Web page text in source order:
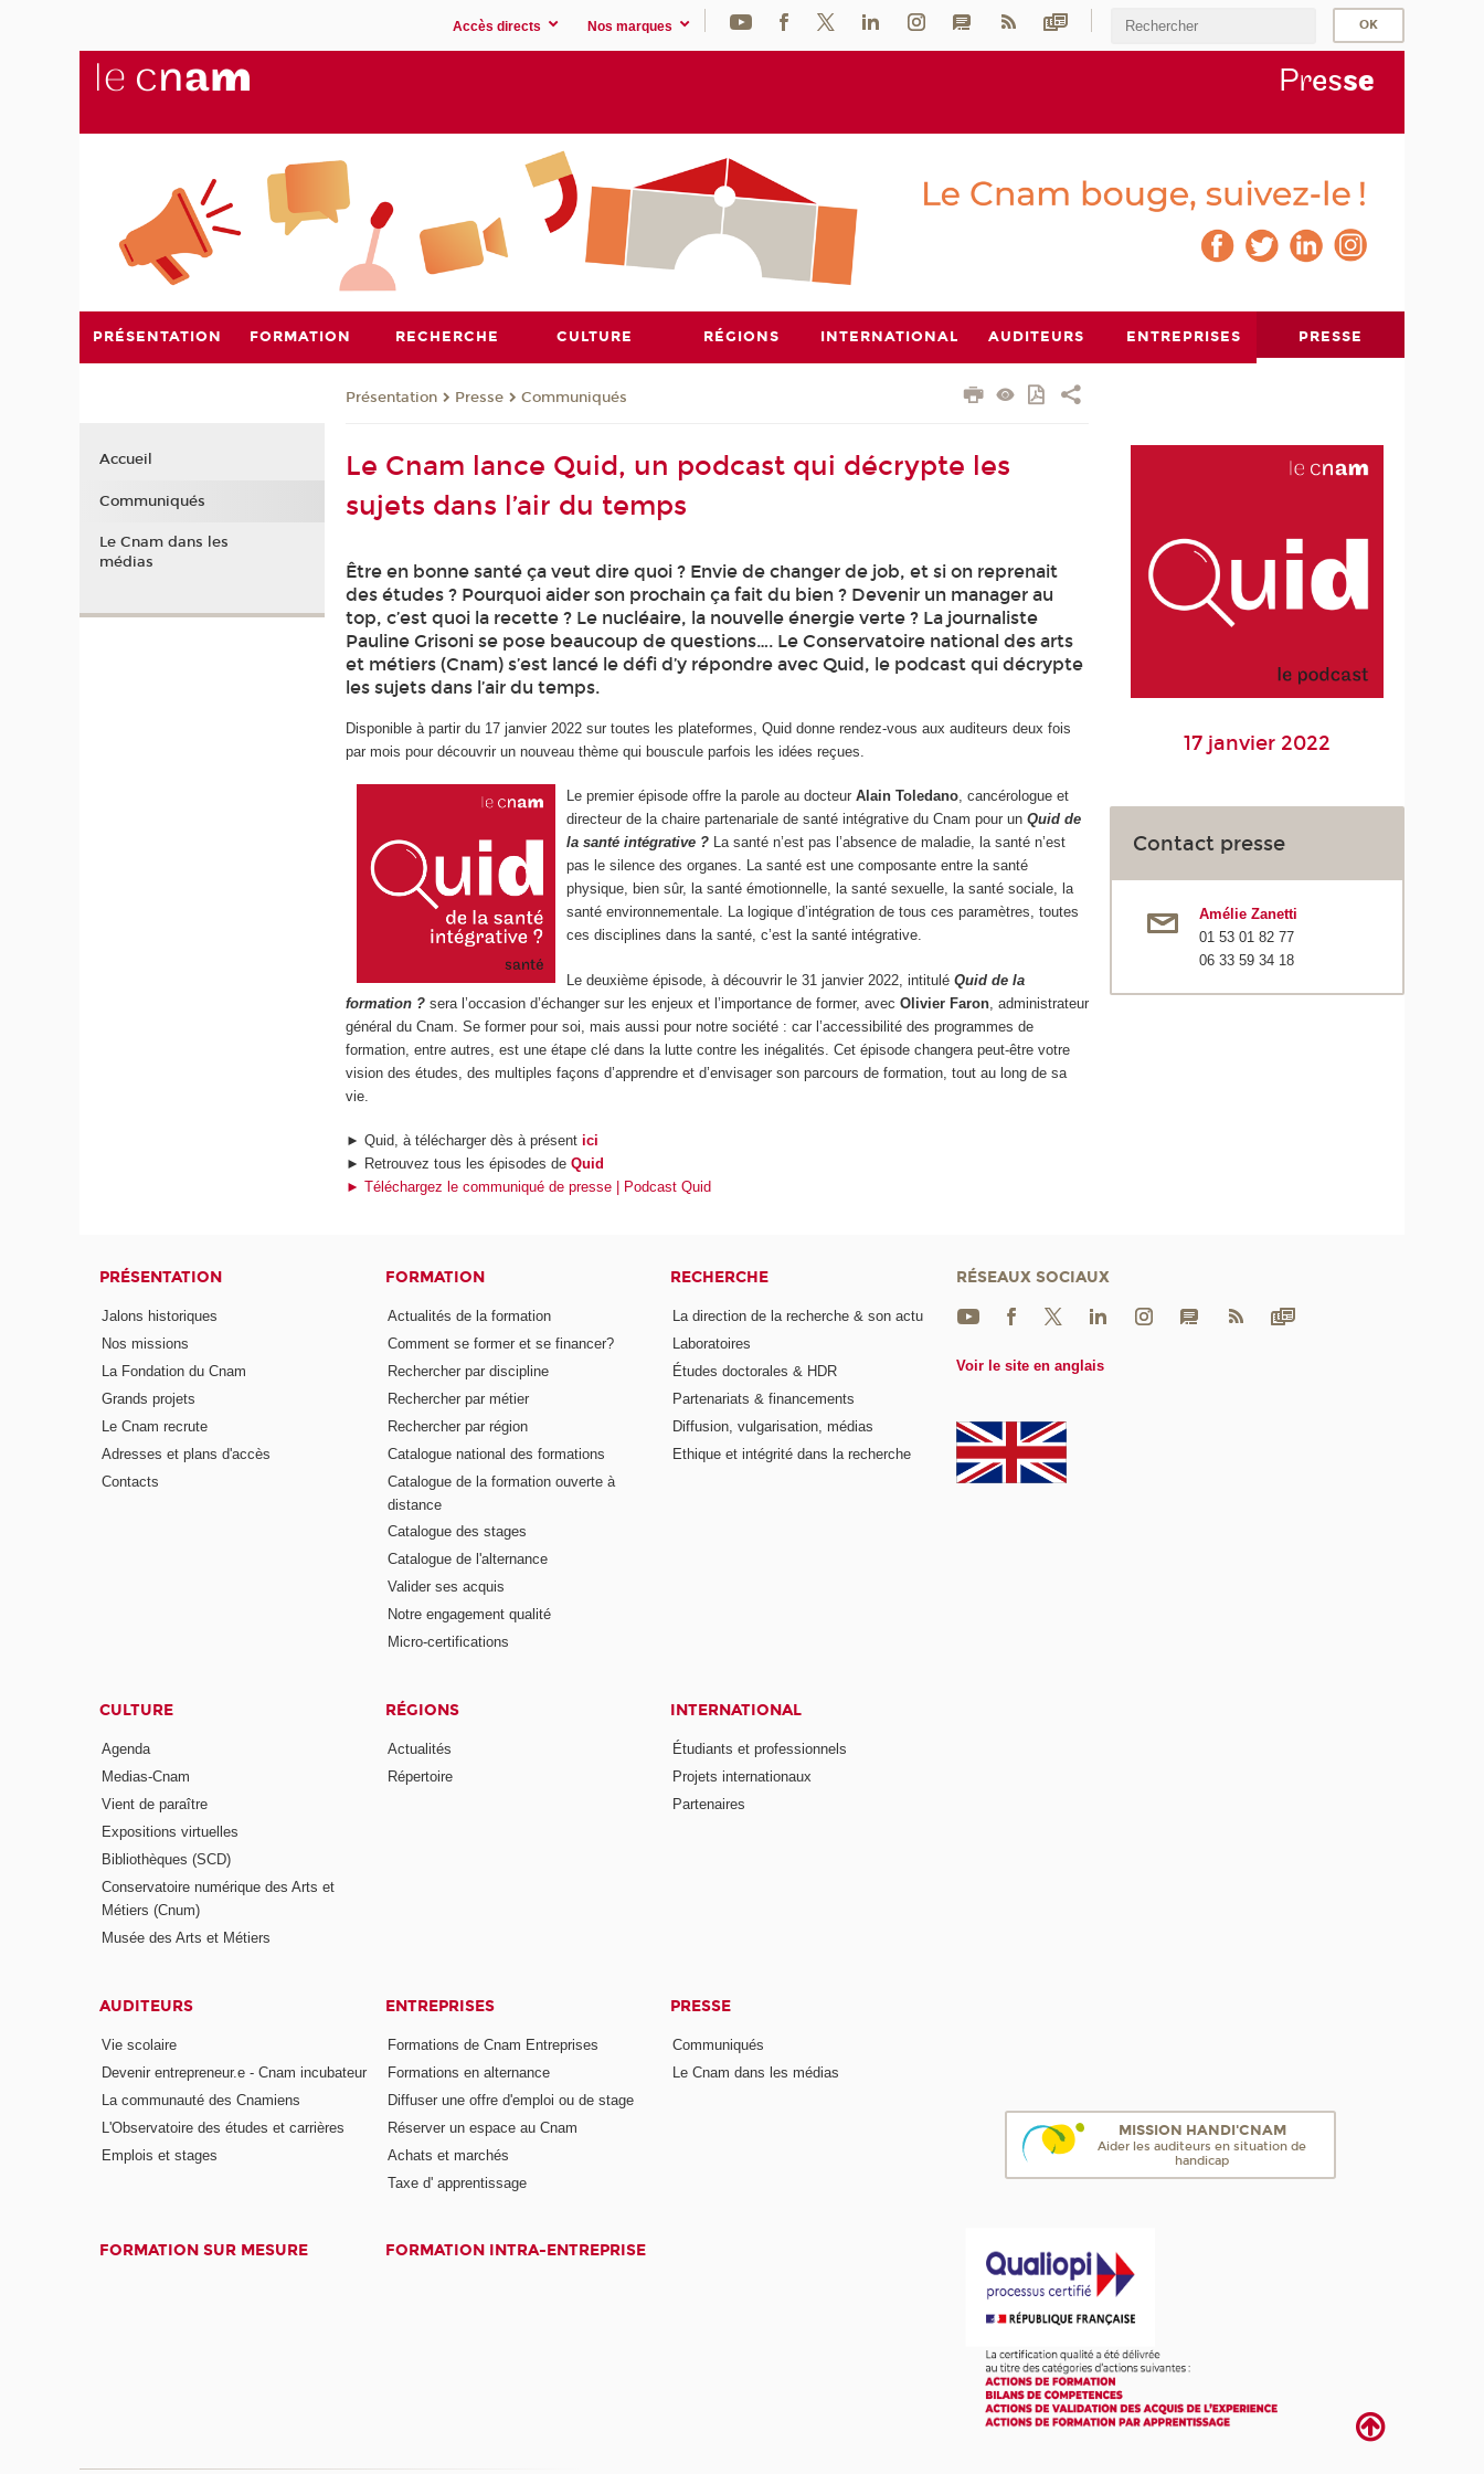
Accès directs Nos marques
Presse
PRÉSENTATION FORMATION RECHERCHE CULTURE RÉGIONS INTERNATIONAL AUDITEURS ENTREPRISES PRESSE
Présentation Presse Communiqués
Le Cnam lance Quid, un podcast qui décrypte les
sujets dans l’air du temps
Être en bonne santé ça veut dire quoi ? Envie de changer de job, et si on reprenait
des études ? Pourquoi aider son prochain ça fait du bien ? Devenir un manager au
top, c’est quoi la recette ? Le nucléaire, la nouvelle énergie verte ? La journaliste
Pauline Grisoni se pose beaucoup de questions…. Le Conservatoire national des arts
et métiers (Cnam) s’est lancé le défi d’y répondre avec Quid, le podcast qui décrypte
les sujets dans l’air du temps.
Disponible à partir du 17 janvier 2022 sur toutes les plateformes, Quid donne rendez-vous aux auditeurs deux fois
par mois pour découvrir un nouveau thème qui bouscule parfois les idées reçues.
Le premier épisode offre la parole au docteurAlain Toledano, cancérologue et
directeur de la chaire partenariale de santé intégrative du Cnam pour unQuid de
la santé intégrative ? La santé n’est pas l’absence de maladie, la santé n’est
pas le silence des organes. La santé est une composante entre la santé
physique, bien sûr, la santé émotionnelle, la santé sexuelle, la santé sociale, la
santé environnementale. La logique d’intégration de tous ces paramètres, toutes
ces disciplines dans la santé, c’est la santé intégrative.
Le deuxième épisode, à découvrir le 31 janvier 2022, intituléQuid de la
formation ? sera l’occasion d’échanger sur les enjeux et l’importance de former, avecOlivier Faron , administrateur
général du Cnam. Se former pour soi, mais aussi pour notre société : car l’accessibilité des programmes de
formation, entre autres, est une étape clé dans la lutte contre les inégalités. Cet épisode changera peut-être votre
vision des études, des multiples façons d’apprendre et d’envisager son parcours de formation, tout au long de sa
vie.
► Quid, à télécharger dès à présentici
► Retrouvez tous les épisodes deQuid
► Téléchargez le communiqué de presse | Podcast Quid
17 janvier 2022
Contact presse
Amélie Zanetti
01 53 01 82 77
06 33 59 34 18
Accueil
Communiqués
Le Cnam dans les
médias
PRÉSENTATION
Jalons historiques
Nos missions
La Fondation du Cnam
Grands projets
Le Cnam recrute
Adresses et plans d'accès
Contacts
FORMATION
Actualités de la formation
Comment se former et se financer?
Rechercher par discipline
Rechercher par métier
Rechercher par région
Catalogue national des formations
Catalogue de la formation ouverte à
distance
Catalogue des stages
Catalogue de l'alternance
Valider ses acquis
Notre engagement qualité
Micro-certifications
RECHERCHE
La direction de la recherche & son actu
Laboratoires
Études doctorales & HDR
Partenariats & financements
Diffusion, vulgarisation, médias
Ethique et intégrité dans la recherche
CULTURE
Agenda
Medias-Cnam
Vient de paraître
Expositions virtuelles
Bibliothèques (SCD)
Conservatoire numérique des Arts et
Métiers (Cnum)
Musée des Arts et Métiers
RÉGIONS
Actualités
Répertoire
INTERNATIONAL
Étudiants et professionnels
Projets internationaux
Partenaires
AUDITEURS
Vie scolaire
Devenir entrepreneur.e - Cnam incubateur
La communauté des Cnamiens
L'Observatoire des études et carrières
Emplois et stages
ENTREPRISES
Formations de Cnam Entreprises
Formations en alternance
Diffuser une offre d'emploi ou de stage
Réserver un espace au Cnam
Achats et marchés
Taxe d' apprentissage
PRESSE
Communiqués
Le Cnam dans les médias
FORMATION SUR MESURE FORMATION INTRA-ENTREPRISE
RÉSEAUX SOCIAUX
Voir le site en anglais
MISSION HANDI'CNAM
Aider les auditeurs en situation de
handicap